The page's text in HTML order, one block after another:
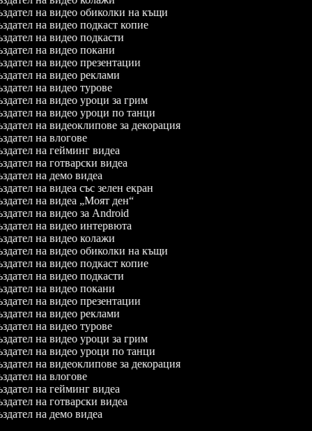
на видео обиколки на къщи
на видео подкаст копие
на видео подкасти
на видео покани
на видео презентации
на видео реклами
на видео турове
на видео уроци за грим
на видео уроци по танци
на видеоклипове за декорация
на влогове
на гейминг видеа
на готварски видеа
на демо видеа
на видеа със зелен екран
на видеа „Моят ден“
на видео за Android
на видео интервюта
на видео колажи
на видео обиколки на къщи
на видео подкаст копие
на видео подкасти
на видео покани
на видео презентации
на видео реклами
на видео турове
на видео уроци за грим
на видео уроци по танци
на видеоклипове за декорация
на влогове
на гейминг видеа
на готварски видеа
на демо видеа